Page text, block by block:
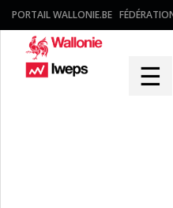
PORTAIL WALLONIE.BE
☰